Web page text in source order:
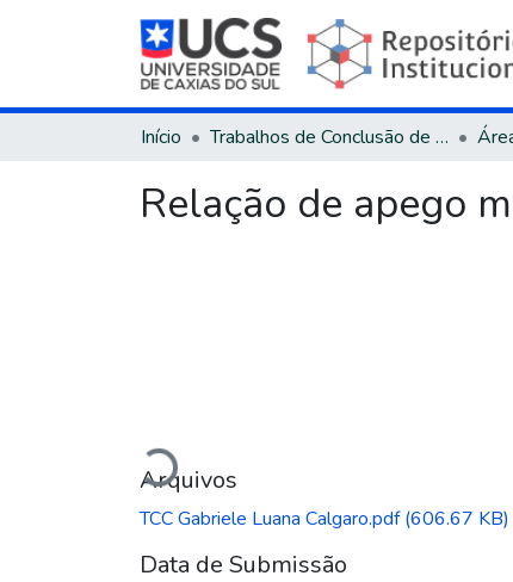
Início Trabalhos de Conclusão de Curso
Relação de apego
Carregando...
Arquivos
TCC Gabriele Luana Calgaro.pdf(606.67 KB)
Data de Submissão